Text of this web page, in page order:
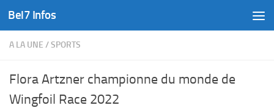
Skip to content
Bel7 Infos
A LA UNE /SPORTS
Flora Artzner championne du monde de
Wingfoil Race 2022